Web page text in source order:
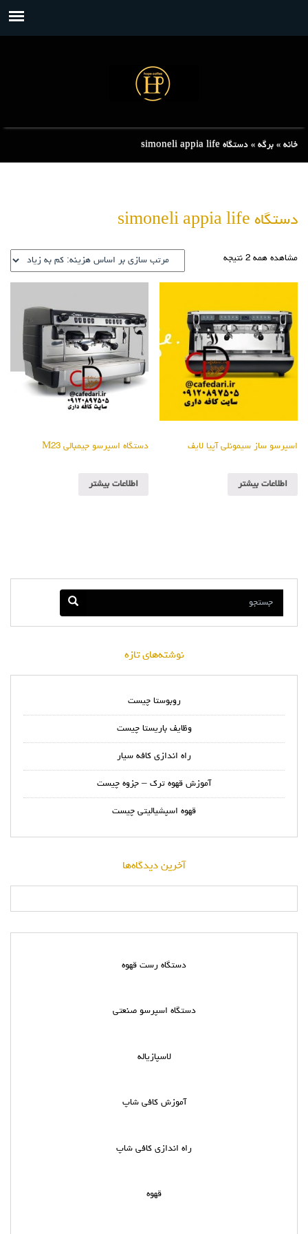
خانه » برگه » دستگاه simoneli appia life
دستگاه simoneli appia life
مشاهده همه 2 نتیجه
اسپرسو ساز سیمونلی آپیا لایف
اطلاعات بیشتر
دستگاه اسپرسو جیمبالی M23
اطلاعات بیشتر
نوشته‌های تازه
روبوستا چیست
وظایف باریستا چیست
راه اندازی کافه سیار
آموزش قهوه ترک – جزوه چیست
قهوه اسپشیالیتی چیست
آخرین دیدگاه‌ها
دستگاه رست قهوه
دستگاه اسپرسو صنعتی
لاسپازیاله
آموزش کافی شاپ
راه اندازی کافی شاپ
قهوه